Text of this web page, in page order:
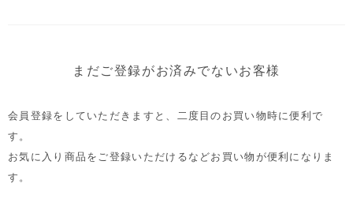
まだご登録がお済みでないお客様
会員登録をしていただきますと、二度目のお買い物時に便利で
す。
お気に入り商品をご登録いただけるなどお買い物が便利になりま
す。